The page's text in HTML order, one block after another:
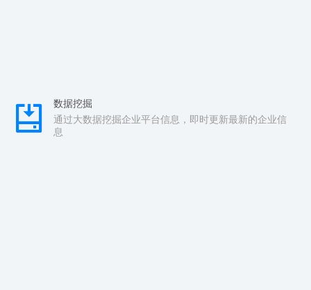
数据挖掘
通过大数据挖掘企业平台信息，即时更新最新的企业信
息